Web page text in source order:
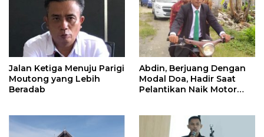
Jalan Ketiga Menuju Parigi
Moutong yang Lebih
Beradab
Abdin, Berjuang Dengan
Modal Doa, Hadir Saat
Pelantikan Naik Motor